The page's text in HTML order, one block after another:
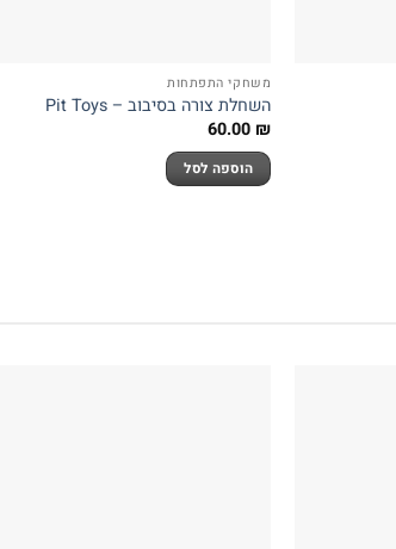
משחקי התפתחות
השחלת צורה בסיבוב – Pit Toys
60.00 ₪
הוספה לסל